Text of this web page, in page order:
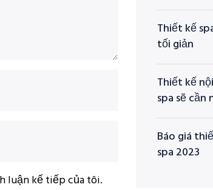
luận kế tiếp của tôi.
Thiết kế
tối giản
Thiết kế
spa sẽ cần
Báo giá
spa 2023